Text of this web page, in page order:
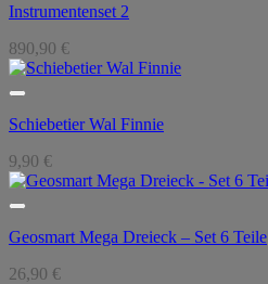
Instrumentenset 2
890,90 €
Schiebetier Wal Finnie
9,90 €
Geosmart Mega Dreieck – Set 6 Teile
26,90 €